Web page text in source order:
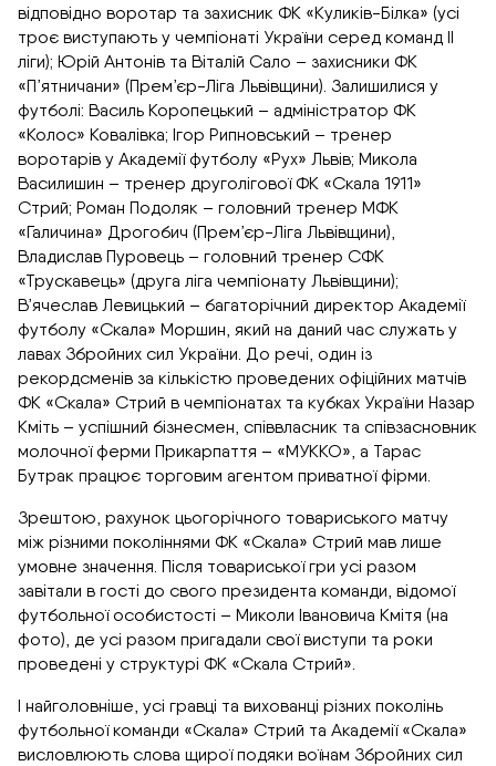
відповідно воротар та захисник ФК «Куликів-Білка» (усі
троє виступають у чемпіонаті України серед команд II
ліги); Юрій Антонів та Віталій Сало – захисники ФК
«П’ятничани» (Прем’єр-Ліга Львівщини). Залишилися у
футболі: Василь Коропецький – адміністратор ФК
«Колос» Ковалівка; Ігор Рипновський – тренер
воротарів у Академії футболу «Рух» Львів; Микола
Василишин – тренер друголігової ФК «Скала 1911»
Стрий; Роман Подоляк – головний тренер МФК
«Галичина» Дрогобич (Прем’єр-Ліга Львівщини),
Владислав Пуровець – головний тренер СФК
«Трускавець» (друга ліга чемпіонату Львівщини);
В’ячеслав Левицький – багаторічний директор Академії
футболу «Скала» Моршин, який на даний час служать у
лавах Збройних сил України. До речі, один із
рекордсменів за кількістю проведених офіційних матчів
ФК «Скала» Стрий в чемпіонатах та кубках України Назар
Кміть – успішний бізнесмен, співвласник та співзасновник
молочної ферми Прикарпаття – «МУККО», а Тарас
Бутрак працює торговим агентом приватної фірми.
Зрештою, рахунок цьогорічного товариського матчу
між різними поколіннями ФК «Скала» Стрий мав лише
умовне значення. Після товариської гри усі разом
завітали в гості до свого президента команди, відомої
футбольної особистості – Миколи Івановича Кмітя (на
фото), де усі разом пригадали свої виступи та роки
проведені у структурі ФК «Скала Стрий».
І найголовніше, усі гравці та вихованці різних поколінь
футбольної команди «Скала» Стрий та Академії «Скала»
висловлюють слова щирої подяки воїнам Збройних сил